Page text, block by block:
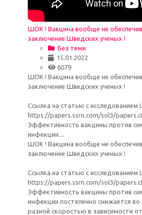
ШОК ! Вакцина вообще не
заключение Шведских ученых !
Без теми
15.01.2022
6079
ШОК ! Вакцина вообще не
заключение Шведских ученых !
Ссылка на статью с исследованием
https://papers.ssrn.com/sol3/
Эффективность вакцины против
инфекции ...
ШОК ! Вакцина вообще не
заключение Шведских ученых !
Ссылка на статью с исследованием
https://papers.ssrn.com/sol3/
Эффективность вакцины против
инфекции постепенно снижается во
разной скоростью в зависимости